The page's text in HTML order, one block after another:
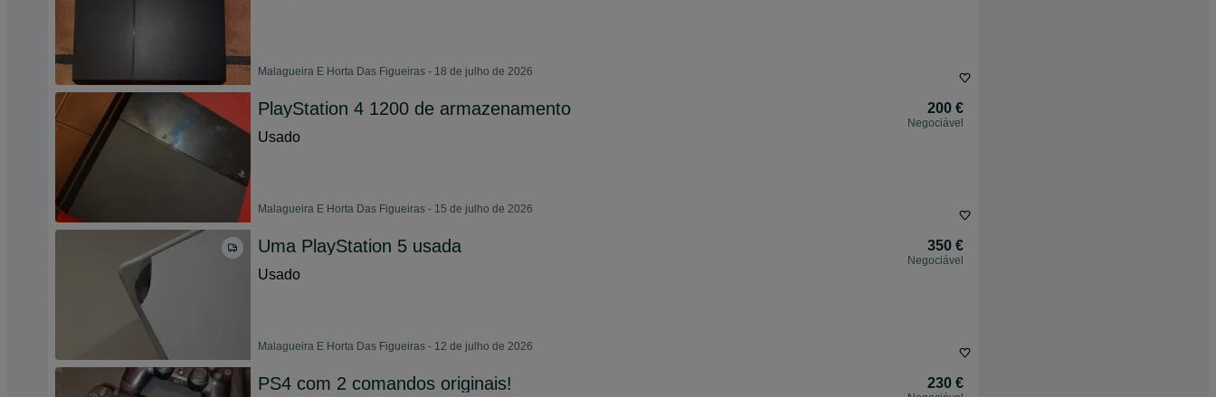
Malagueira E Horta Das Figueiras - 18 de julho de 2026
PlayStation 4 1200 de armazenamento 200 €
Negociável
Usado
Malagueira E Horta Das Figueiras - 15 de julho de 2026
Uma PlayStation 5 usada 350 €
Negociável
Usado
Malagueira E Horta Das Figueiras - 12 de julho de 2026
PS4 com 2 comandos originais! 230 €